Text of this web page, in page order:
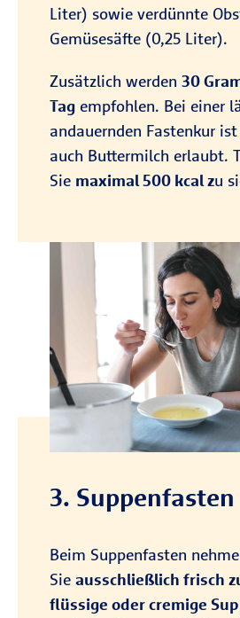
Liter) sowie verdünnte
Gemüsesäfte (0,25 Liter).
Zusätzlich werden 30
Tag empfohlen. Bei einer
andauernden Fastenkur ist
auch Buttermilch erlaubt.
Sie maximal 500 kcal zu
3. Suppenfasten
Beim Suppenfasten
Sie ausschließlich frisch
flüssige oder cremige